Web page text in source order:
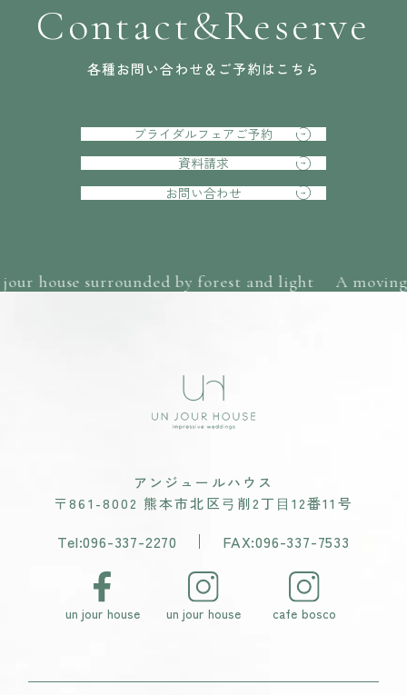
Contact&Reserve
各種お問い合わせ＆ご予約はこちら
ブライダルフェアご予約
資料請求
お問い合わせ
house surrounded by forest and light A
アンジュールハウス
〒861-8002 熊本市北区⼸削2丁⽬12番11号
Tel:096-337-2270 FAX:096-337-7533
un jour house un jour house cafe bosco